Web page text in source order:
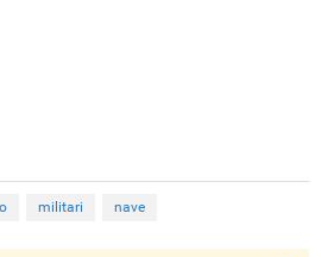
militari nave